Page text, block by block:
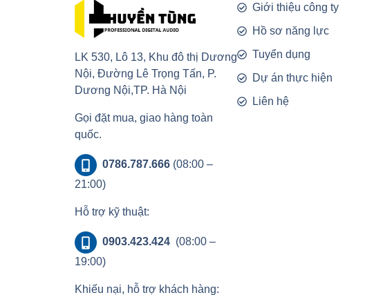
LK 530, Lô 13, Khu đô thị Dương
Nội, Đường Lê Trọng Tấn, P.
Dương Nội,TP. Hà Nội
Gọi đặt mua, giao hàng toàn
quốc.
0786.787.666(08:00 –
21:00)
Hỗ trợ kỹ thuật:
0903.423.424 (08:00 –
19:00)
Khiếu nại, hỗ trợ khách hàng:
Giới thiệu công ty
Hồ sơ năng lực
Tuyển dụng
Dự án thực hiện
Liên hệ